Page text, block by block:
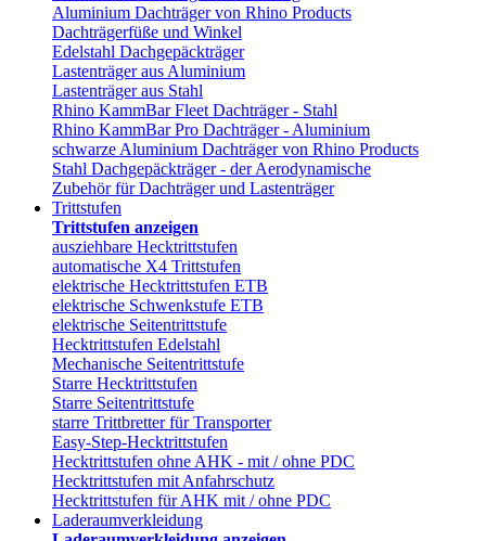
Aluminium Dachträger von Rhino Products
Dachträgerfüße und Winkel
Edelstahl Dachgepäckträger
Lastenträger aus Aluminium
Lastenträger aus Stahl
Rhino KammBar Fleet Dachträger - Stahl
Rhino KammBar Pro Dachträger - Aluminium
schwarze Aluminium Dachträger von Rhino Products
Stahl Dachgepäckträger - der Aerodynamische
Zubehör für Dachträger und Lastenträger
Trittstufen
Trittstufen anzeigen
ausziehbare Hecktrittstufen
automatische X4 Trittstufen
elektrische Hecktrittstufen ETB
elektrische Schwenkstufe ETB
elektrische Seitentrittstufe
Hecktrittstufen Edelstahl
Mechanische Seitentrittstufe
Starre Hecktrittstufen
Starre Seitentrittstufe
starre Trittbretter für Transporter
Easy-Step-Hecktrittstufen
Hecktrittstufen ohne AHK - mit / ohne PDC
Hecktrittstufen mit Anfahrschutz
Hecktrittstufen für AHK mit / ohne PDC
Laderaumverkleidung